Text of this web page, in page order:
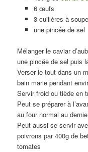
6 œufs
3 cuillères à
une pincée de sel
Mélanger le caviar
une pincée de sel puis
Verser le tout dans un
bain marie pendant
Servir froid ou tiède en
Peut se préparer à
au four normal au
Peut aussi se servir
poivrons par 400g de
tomates